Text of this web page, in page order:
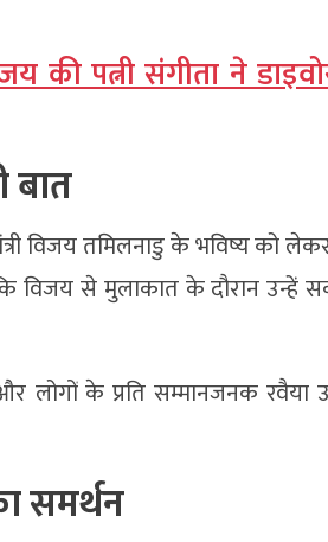
की पत्नी संगीता ने
बात
विजय तमिलनाडु के भविष्य को
विजय से मुलाकात के दौरान उन्हें
लोगों के प्रति सम्मानजनक रवैया
समर्थन